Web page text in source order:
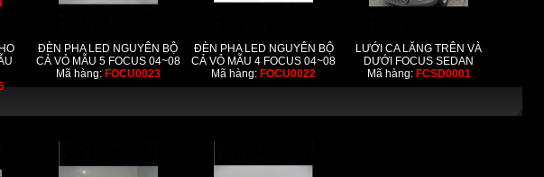
ĐÈN PHA LED NGUYÊN BỘ
CẢ VỎ MẪU 5 FOCUS 04~08
Mã hàng: FOCU0023
ĐÈN PHA LED NGUYÊN BỘ
CẢ VỎ MẪU 4 FOCUS 04~08
Mã hàng: FOCU0022
LƯỚI CA LĂNG TRÊN VÀ
DƯỚI FOCUS SEDAN
Mã hàng: FCSD0001